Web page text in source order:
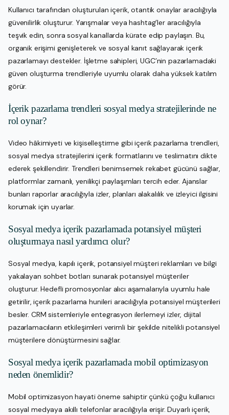
Kullanıcı tarafından oluşturulan içerik, otantik onaylar aracılığıyla
güvenilirlik oluşturur. Yarışmalar veya hashtag’ler aracılığıyla
teşvik edin, sonra sosyal kanallarda kürate edip paylaşın. Bu,
organik erişimi genişleterek ve sosyal kanıt sağlayarak içerik
pazarlamayı destekler. İşletme sahipleri, UGC’nin pazarlamadaki
güven oluşturma trendleriyle uyumlu olarak daha yüksek katılım
görür.
İçerik pazarlama trendleri sosyal medya stratejilerinde ne
rol oynar?
Video hâkimiyeti ve kişiselleştirme gibi içerik pazarlama trendleri,
sosyal medya stratejilerini içerik formatlarını ve teslimatını dikte
ederek şekillendirir. Trendleri benimsemek rekabet gücünü sağlar,
platformlar zamanlı, yenilikçi paylaşımları tercih eder. Ajanslar
bunları raporlar aracılığıyla izler, planları alakalılık ve izleyici ilgisini
korumak için uyarlar.
Sosyal medya içerik pazarlamada potansiyel müşteri
oluşturmaya nasıl yardımcı olur?
Sosyal medya, kapılı içerik, potansiyel müşteri reklamları ve bilgi
yakalayan sohbet botları sunarak potansiyel müşteriler
oluşturur. Hedefli promosyonlar alıcı aşamalarıyla uyumlu hale
getirilir, içerik pazarlama hunileri aracılığıyla potansiyel müşterileri
besler. CRM sistemleriyle entegrasyon ilerlemeyi izler, dijital
pazarlamacıların etkileşimleri verimli bir şekilde nitelikli potansiyel
müşterilere dönüştürmesini sağlar.
Sosyal medya içerik pazarlamada mobil optimizasyon
neden önemlidir?
Mobil optimizasyon hayati öneme sahiptir çünkü çoğu kullanıcı
sosyal medyaya akıllı telefonlar aracılığıyla erişir. Duyarlı içerik,